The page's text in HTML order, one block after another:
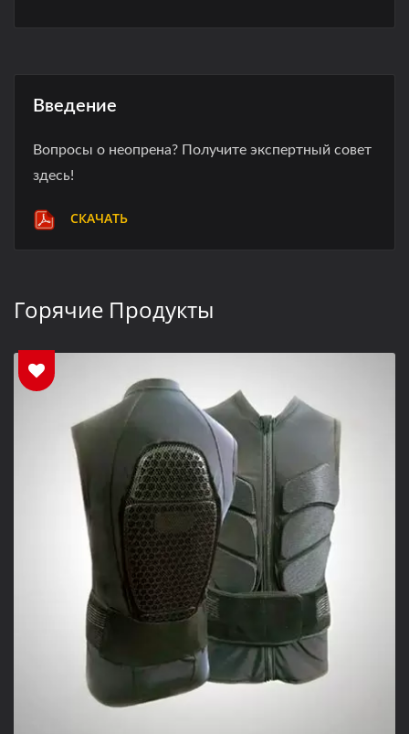
Введение
Вопросы о неопрена? Получите экспертный совет
здесь!
СКАЧАТЬ
Горячие Продукты